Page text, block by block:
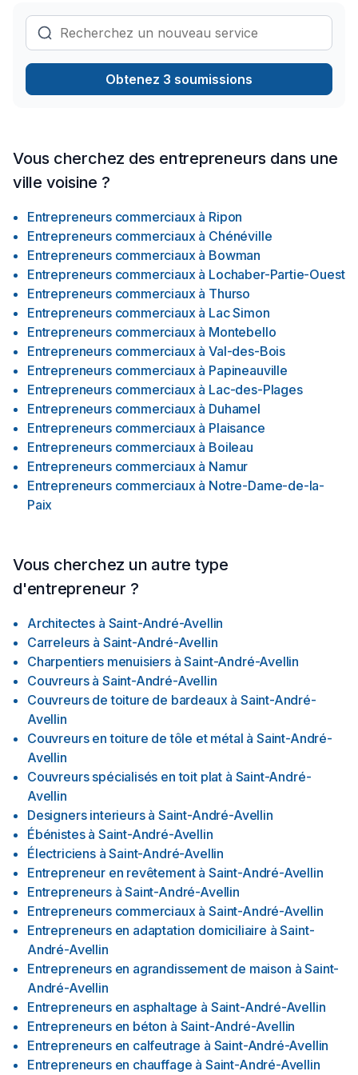
Obtenez 3 soumissions
Vous cherchez des entrepreneurs dans une
ville voisine ?
Entrepreneurs commerciaux à Ripon
Entrepreneurs commerciaux à Chénéville
Entrepreneurs commerciaux à Bowman
Entrepreneurs commerciaux à Lochaber-Partie-Ouest
Entrepreneurs commerciaux à Thurso
Entrepreneurs commerciaux à Lac Simon
Entrepreneurs commerciaux à Montebello
Entrepreneurs commerciaux à Val-des-Bois
Entrepreneurs commerciaux à Papineauville
Entrepreneurs commerciaux à Lac-des-Plages
Entrepreneurs commerciaux à Duhamel
Entrepreneurs commerciaux à Plaisance
Entrepreneurs commerciaux à Boileau
Entrepreneurs commerciaux à Namur
Entrepreneurs commerciaux à Notre-Dame-de-la-
Paix
Vous cherchez un autre type
d'entrepreneur ?
Architectes à Saint-André-Avellin
Carreleurs à Saint-André-Avellin
Charpentiers menuisiers à Saint-André-Avellin
Couvreurs à Saint-André-Avellin
Couvreurs de toiture de bardeaux à Saint-André-
Avellin
Couvreurs en toiture de tôle et métal à Saint-André-
Avellin
Couvreurs spécialisés en toit plat à Saint-André-
Avellin
Designers interieurs à Saint-André-Avellin
Ébénistes à Saint-André-Avellin
Électriciens à Saint-André-Avellin
Entrepreneur en revêtement à Saint-André-Avellin
Entrepreneurs à Saint-André-Avellin
Entrepreneurs commerciaux à Saint-André-Avellin
Entrepreneurs en adaptation domiciliaire à Saint-
André-Avellin
Entrepreneurs en agrandissement de maison à Saint-
André-Avellin
Entrepreneurs en asphaltage à Saint-André-Avellin
Entrepreneurs en béton à Saint-André-Avellin
Entrepreneurs en calfeutrage à Saint-André-Avellin
Entrepreneurs en chauffage à Saint-André-Avellin